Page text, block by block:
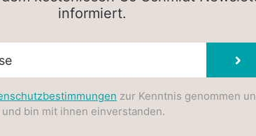
informiert.
zur Kenntnis genommen
bin mit ihnen einverstanden.